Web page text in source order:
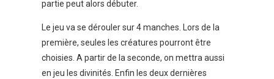
partie peut alors débuter.
Le jeu va se dérouler sur 4 manches. Lors de la
première, seules les créatures pourront être
choisies. A partir de la seconde, on mettra aussi
en jeu les divinités. Enfin les deux dernières